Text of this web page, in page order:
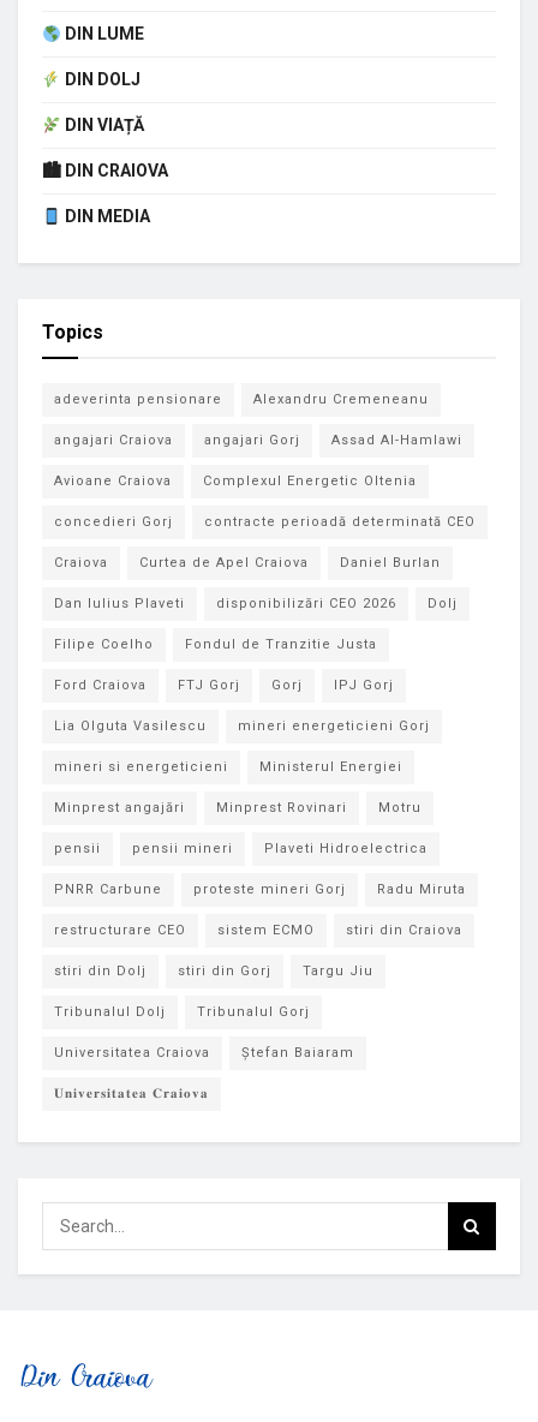
DIN LUME
DIN DOLJ
DIN VIAȚĂ
🏙 DIN CRAIOVA
DIN MEDIA
Topics
adeverinta pensionare Alexandru Cremeneanu
angajari Craiova angajari Gorj Assad Al-Hamlawi
Avioane Craiova Complexul Energetic Oltenia
concedieri Gorj contracte perioadă determinată CEO
Craiova Curtea de Apel Craiova Daniel Burlan
Dan Iulius Plaveti disponibilizări CEO 2026 Dolj
Filipe Coelho Fondul de Tranzitie Justa
Ford Craiova FTJ Gorj Gorj IPJ Gorj
Lia Olguta Vasilescu mineri energeticieni Gorj
mineri si energeticieni Ministerul Energiei
Minprest angajări Minprest Rovinari Motru
pensii pensii mineri Plaveti Hidroelectrica
PNRR Carbune proteste mineri Gorj Radu Miruta
restructurare CEO sistem ECMO stiri din Craiova
stiri din Dolj stiri din Gorj Targu Jiu
Tribunalul Dolj Tribunalul Gorj
Universitatea Craiova Ștefan Baiaram
𝐔𝐧𝐢𝐯𝐞𝐫𝐬𝐢𝐭𝐚𝐭𝐞𝐚 𝐂𝐫𝐚𝐢𝐨𝐯𝐚